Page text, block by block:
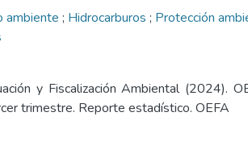
ambiente ; Hidrocarburos ; Protección
y Fiscalización Ambiental (2024).
trimestre. Reporte estadístico. OEFA